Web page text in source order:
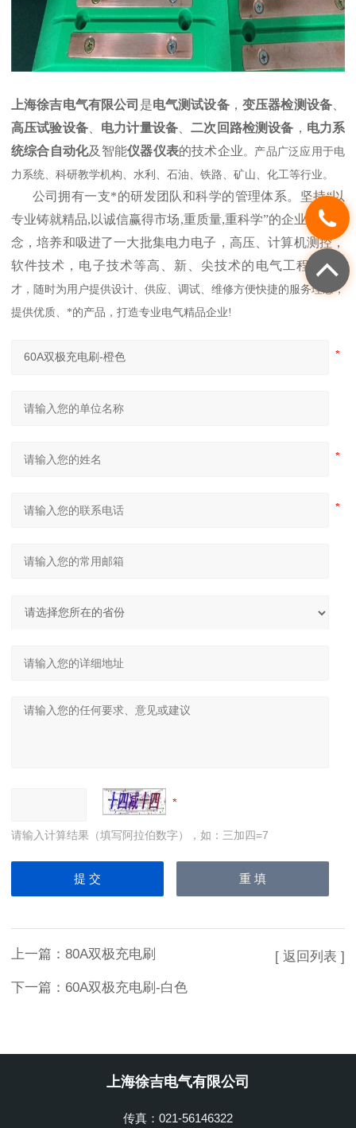
上海徐吉电气有限公司 是电气测试设备， 变压器检测设备
高压试验设备、 电力计量设备 、二次回路检测设备 ， 电力系
统综合自动化及智能仪器仪表的技术企业。产品广泛应用于电
力系统、科研教学机构、水利、石油、铁路、矿山、化工等行业。
公司拥有一支*的研发团队和科学的管理体系。坚持“以
专业铸就精品,以诚信赢得市场,重质量,重科学”的企业发展理
念，培养和吸进了一大批集电力电子，高压、计算机测控，
软件技术，电子技术等高、新、尖技术的电气工程
技术人
才，随时为用户提供设计、供应、调试、维修方便快捷的服务理念，
提供优质、*的产品，打造专业电气精品企业!
请输入计算结果（填写阿拉伯数字），如：三加四=7
上一篇： 80A双极充电刷
下一篇： 60A双极充电刷-白色
[ 返回列表 ]
上海徐吉电气有限公司
传真：021-56146322